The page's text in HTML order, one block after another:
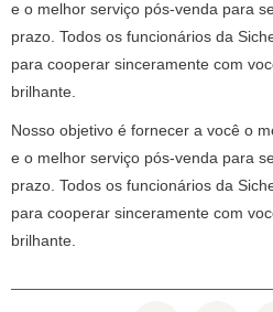
e o melhor serviço pós-venda para
prazo. Todos os funcionários da
para cooperar sinceramente com
brilhante.
Nosso objetivo é fornecer a você o
e o melhor serviço pós-venda para
prazo. Todos os funcionários da
para cooperar sinceramente com
brilhante.